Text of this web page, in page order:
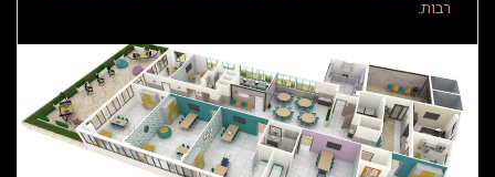
רבות.